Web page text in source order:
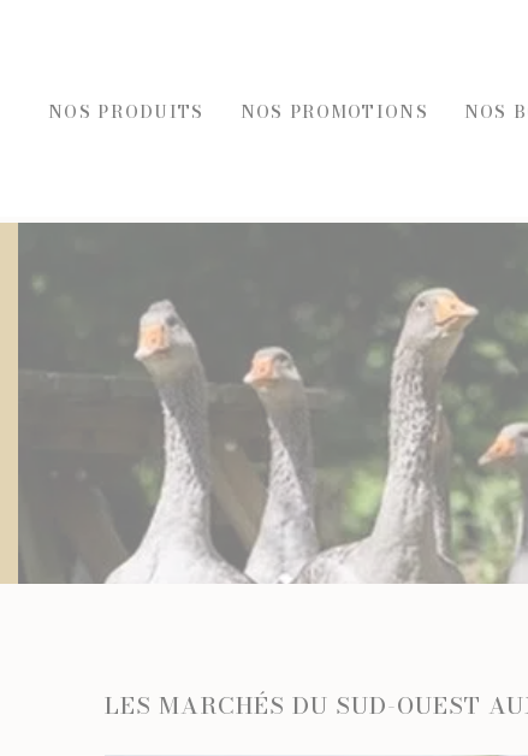
NOS PRODUITS NOS PROMOTIONS NOS
FOIE GRAS
ACCOMPAGNEMENT FOIE GRAS
BLOCS DE FOIE GRAS DE CANARD
ENTRÉES AU FOIE GRAS
FOIE GRAS DE CANARD
PLATS
SELS,
HUILES
LES MARCHÉS DU SUD-OUEST